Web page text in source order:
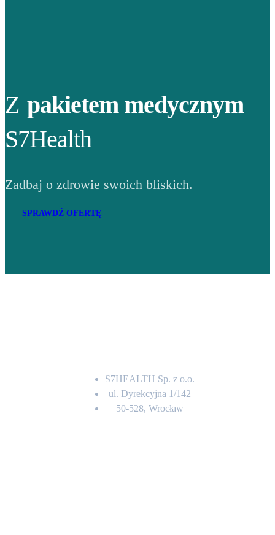
Z pakietem medycznym
S7Health
Zadbaj o zdrowie swoich bliskich.
SPRAWDŹ OFERTĘ
S7HEALTH Sp. z o.o.
ul. Dyrekcyjna 1/142
50-528, Wrocław